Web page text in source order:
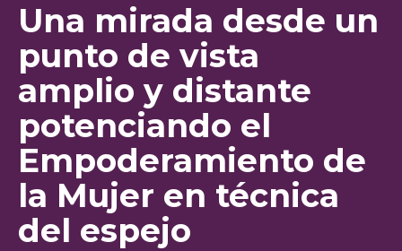
Una mirada desde un
punto de vista
amplio y distante
potenciando el
Empoderamiento de
la Mujer en técnica
del espejo